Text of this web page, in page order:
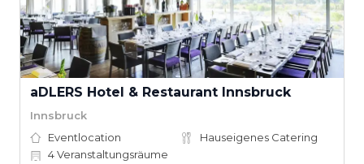
aDLERS Hotel & Restaurant Innsbruck
Innsbruck
Eventlocation
Hauseigenes Catering
4Veranstaltungsräume